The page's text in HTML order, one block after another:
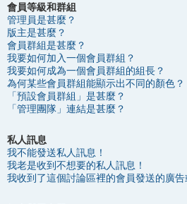
會員等級和群組
管理員是甚麼？
版主是甚麼？
會員群組是甚麼？
我要如何加入一個會員群組？
我要如何成為一個會員群組的組長？
為何某些會員群組能顯示出不同的顏色？
「預設會員群組」是甚麼？
「管理團隊」連結是甚麼？
私人訊息
我不能發送私人訊息！
我老是收到不想要的私人訊息！
我收到了這個討論區裡的會員發送的廣告